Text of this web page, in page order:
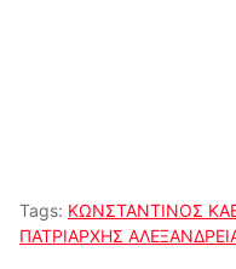
Tags: ΚΩΝΣΤΑΝΤΙΝΟΣ
ΠΑΤΡΙΑΡΧΗΣ